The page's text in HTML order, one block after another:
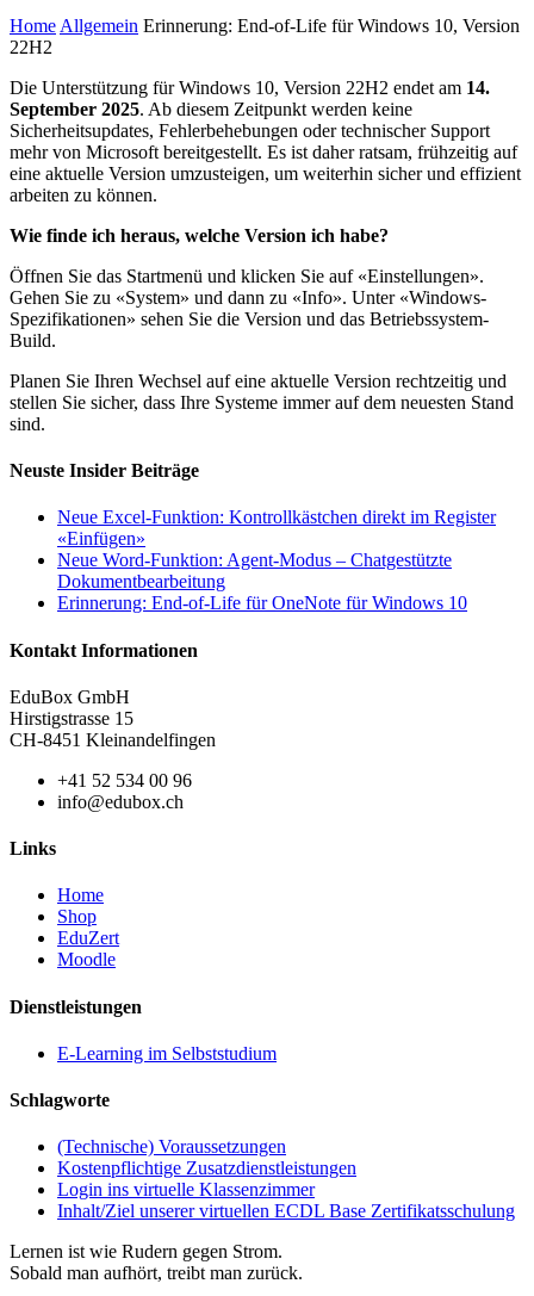
Home Allgemein Erinnerung: End-of-Life für Windows 10, Version
22H2
Die Unterstützung für Windows 10, Version 22H2 endet am 14.
September 2025. Ab diesem Zeitpunkt werden keine
Sicherheitsupdates, Fehlerbehebungen oder technischer Support
mehr von Microsoft bereitgestellt. Es ist daher ratsam, frühzeitig auf
eine aktuelle Version umzusteigen, um weiterhin sicher und effizient
arbeiten zu können.
Wie finde ich heraus, welche Version ich habe?
Öffnen Sie das Startmenü und klicken Sie auf «Einstellungen».
Gehen Sie zu «System» und dann zu «Info». Unter «Windows-
Spezifikationen» sehen Sie die Version und das Betriebssystem-
Build.
Planen Sie Ihren Wechsel auf eine aktuelle Version rechtzeitig und
stellen Sie sicher, dass Ihre Systeme immer auf dem neuesten Stand
sind.
Neuste Insider Beiträge
Neue Excel‑Funktion: Kontrollkästchen direkt im Register
«Einfügen»
Neue Word-Funktion: Agent‑Modus – Chatgestützte
Dokumentbearbeitung
Erinnerung: End-of-Life für OneNote für Windows 10
Kontakt Informationen
EduBox GmbH
Hirstigstrasse 15
CH-8451 Kleinandelfingen
+41 52 534 00 96
info@edubox.ch
Links
Home
Shop
EduZert
Moodle
Dienstleistungen
E-Learning im Selbststudium
Schlagworte
(Technische) Voraussetzungen
Kostenpflichtige Zusatzdienstleistungen
Login ins virtuelle Klassenzimmer
Inhalt/Ziel unserer virtuellen ECDL Base Zertifikatsschulung
Lernen ist wie Rudern gegen Strom.
Sobald man aufhört, treibt man zurück.